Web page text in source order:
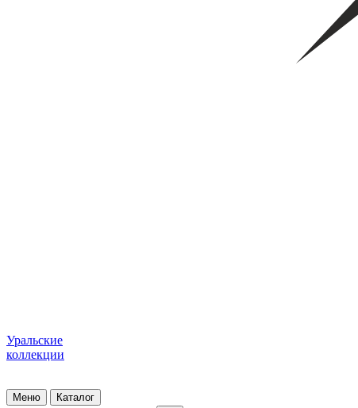
Уральские
коллекции
Меню Каталог